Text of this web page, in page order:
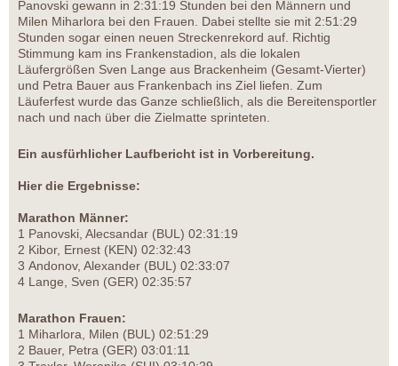
Panovski gewann in 2:31:19 Stunden bei den Männern und
Milen Miharlora bei den Frauen. Dabei stellte sie mit 2:51:29
Stunden sogar einen neuen Streckenrekord auf. Richtig
Stimmung kam ins Frankenstadion, als die lokalen
Läufergrößen Sven Lange aus Brackenheim (Gesamt-Vierter)
und Petra Bauer aus Frankenbach ins Ziel liefen. Zum
Läuferfest wurde das Ganze schließlich, als die Bereitensportler
nach und nach über die Zielmatte sprinteten.
Ein ausfürhlicher Laufbericht ist in Vorbereitung.
Hier die Ergebnisse:
Marathon Männer:
1 Panovski, Alecsandar (BUL) 02:31:19
2 Kibor, Ernest (KEN) 02:32:43
3 Andonov, Alexander (BUL) 02:33:07
4 Lange, Sven (GER) 02:35:57
Marathon Frauen:
1 Miharlora, Milen (BUL) 02:51:29
2 Bauer, Petra (GER) 03:01:11